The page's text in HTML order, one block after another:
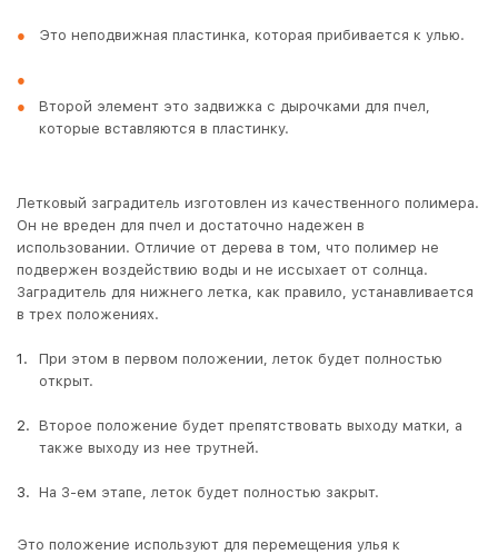
Это неподвижная пластинка, которая прибивается к улью.
Второй элемент это задвижка с дырочками для пчел,
которые вставляются в пластинку.
Летковый заградитель изготовлен из качественного полимера.
Он не вреден для пчел и достаточно надежен в
использовании. Отличие от дерева в том, что полимер не
подвержен воздействию воды и не иссыхает от солнца.
Заградитель для нижнего летка, как правило, устанавливается
в трех положениях.
При этом в первом положении, леток будет полностью
открыт.
Второе положение будет препятствовать выходу матки, а
также выходу из нее трутней.
На 3-ем этапе, леток будет полностью закрыт.
Это положение используют для перемещения улья к